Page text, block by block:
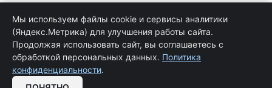
Информация
Программирование в 1С услуги
Услуги обслуживания и сопровождения 1С
Цены на услуги программиста 1С
Мы используем файлы cookie и сервисы аналитики
(Яндекс.Метрика) для улучшения работы сайта.
Продолжая использовать сайт, вы соглашаетесь с
обработкой персональных данных. Политика
конфиденциальности.